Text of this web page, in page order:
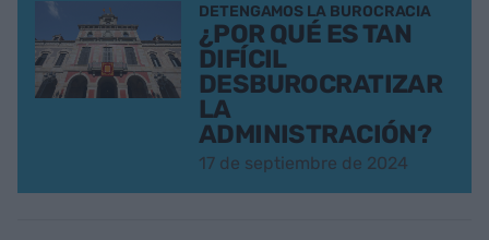
DETENGAMOS LA BUROCRACIA
¿POR QUÉ ES TAN
DIFÍCIL
DESBUROCRATIZAR
LA
ADMINISTRACIÓN?
17 de septiembre de 2024